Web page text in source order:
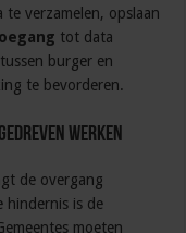
verzamelen, opslaan
tot data
burger en
te bevorderen.
werken
de overgang
hindernis is de
moeten